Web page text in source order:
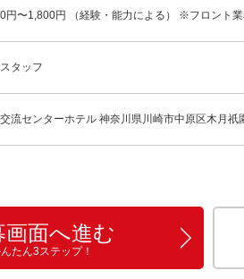
円〜1,800円 （経験・能力による） ※フロント
タッフ
流センターホテル 神奈川県川崎市中原区木月祇
画面へ進む
たん3ステップ！